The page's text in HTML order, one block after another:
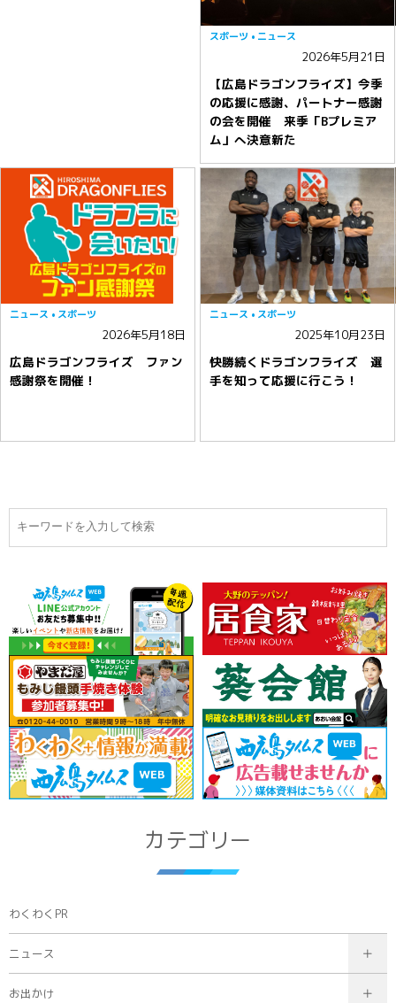
2026年5月21日
【広島ドラゴンフライズ】今季
の応援に感謝、パートナー感謝
の会を開催 来季「Bプレミア
ム」へ決意新た
スポーツ ニュース
2026年5月18日
広島ドラゴンフライズ ファン
感謝祭を開催！
ニュース スポーツ
2025年10月23日
快勝続くドラゴンフライズ 選
手を知って応援に行こう！
ニュース スポーツ
カテゴリー
わくわくPR
ニュース
お出かけ